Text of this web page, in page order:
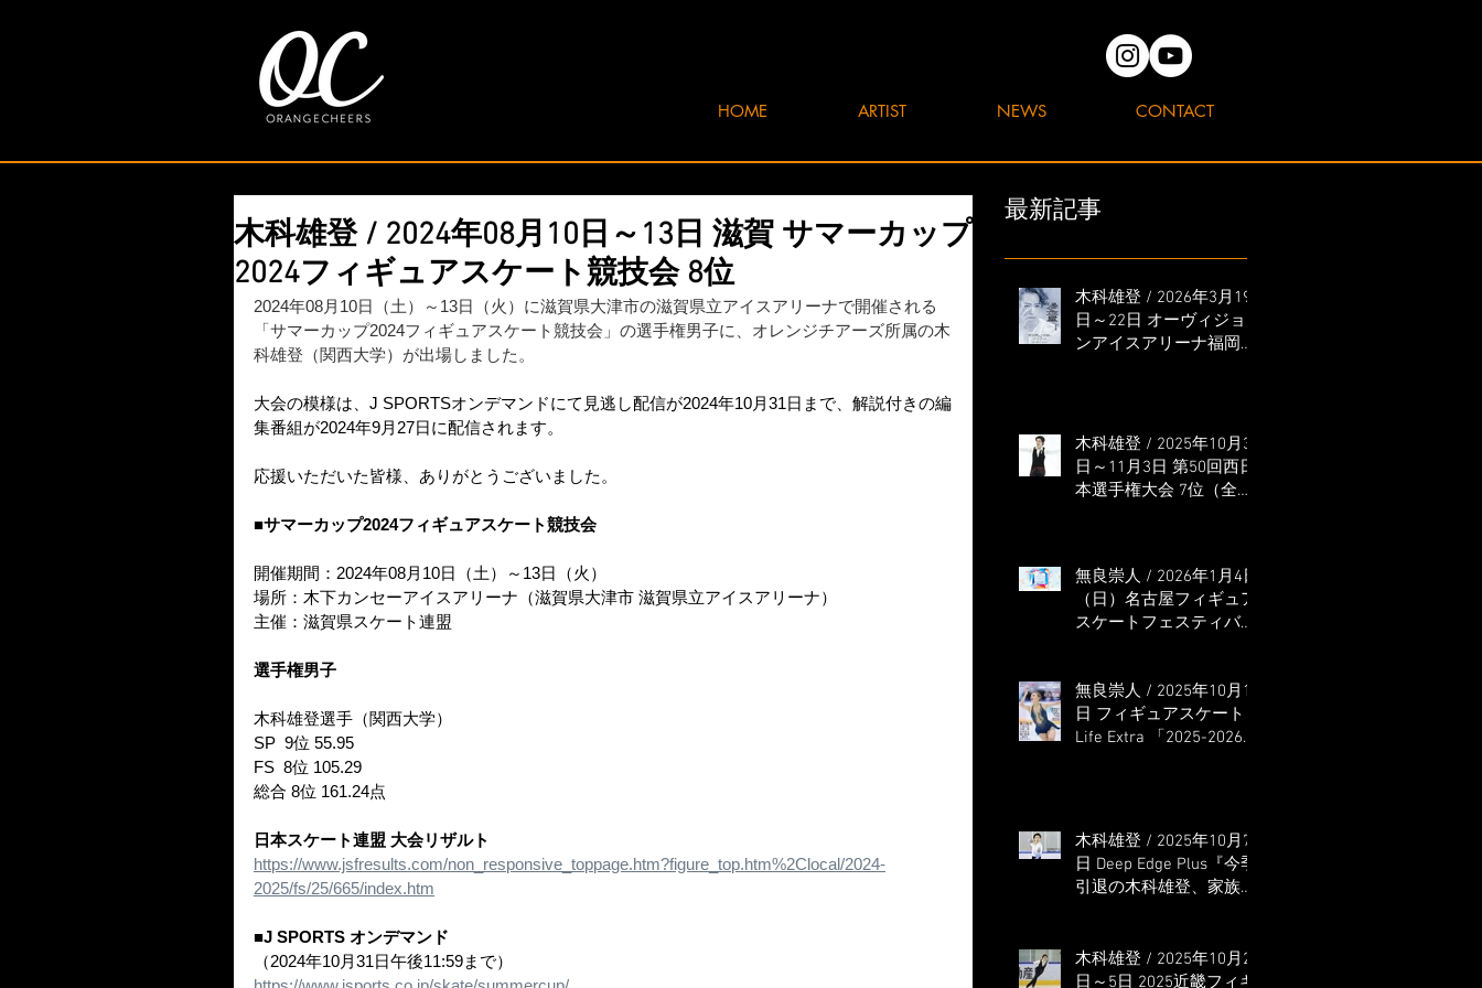
HOME ARTIST NEWS CONTACT
木科雄登 / 2024年08月10日～13日 滋賀 サマーカップ
2024フィギュアスケート競技会 8位
2024年08月10日（土）～13日（火）に滋賀県大津市の滋賀県立アイスアリーナで開催される
「サマーカップ2024フィギュアスケート競技会」の選手権男子に、オレンジチアーズ所属の木
科雄登（関西大学）が出場しました。
大会の模様は、J SPORTSオンデマンドにて見逃し配信が2024年10月31日まで、解説付きの編
集番組が2024年9月27日に配信されます。
応援いただいた皆様、ありがとうございました。
■サマーカップ2024フィギュアスケート競技会
開催期間：2024年08月10日（土）～13日（火）
場所：木下カンセーアイスアリーナ（滋賀県大津市 滋賀県立アイスアリーナ）
主催：滋賀県スケート連盟
選手権男子
木科雄登選手（関西大学）
SP  9位 55.95
FS  8位 105.29
総合 8位 161.24点
日本スケート連盟 大会リザルト
https://www.jsfresults.com/non_responsive_toppage.htm?figure_top.htm%2Clocal/2024-
2025/fs/25/665/index.htm
■J SPORTS オンデマンド
（2024年10月31日午後11:59まで）
最新記事
木科雄登 / 2026年3月19
日～22日 オーヴィジョ
ンアイスアリーナ福岡
木科雄登 / 2025年10月31
日～11月3日 第50回西日
本選手権大会 7位（全日
無良崇人 / 2026年1月4日
（日）名古屋フィギュア
スケートフェスティバル
無良崇人 / 2025年10月16
日 フィギュアスケート
Life Extra 「2025-2026
木科雄登 / 2025年10月7
日 Deep Edge Plus『今季
引退の木科雄登、家族や
全日本、絶対見に来
て」』
木科雄登 / 2025年10月2
日～5日 2025近畿フィギ